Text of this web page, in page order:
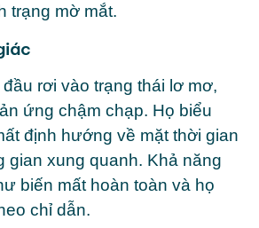
trạng mờ mắt.
rơi vào trạng thái lơ mơ,
ứng chậm chạp. Họ biểu
định hướng về mặt thời gian
gian xung quanh. Khả năng
biến mất hoàn toàn và họ
chỉ dẫn.